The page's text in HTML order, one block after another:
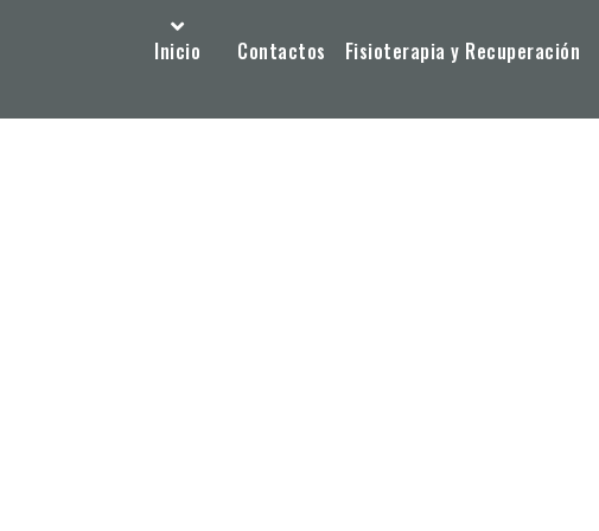
Inicio Contactos Fisioterapia y Recuperación